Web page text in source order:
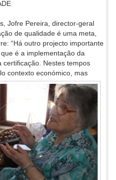
Jofre Pereira, director-geral
de qualidade é uma meta,
“Há outro projecto importante
é a implementação da
Nestes tempos
contexto económico, mas